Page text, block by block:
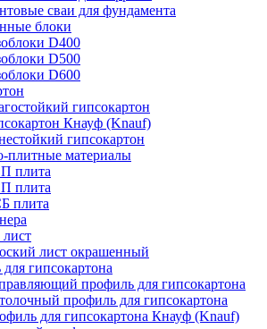
сваи для фундамента
блоки
D400
D500
D600
гипсокартон
Кнауф (Knauf)
гипсокартон
плитные материалы
плита
плита
плита
лист окрашенный
гипсокартона
профиль для гипсокартона
профиль для гипсокартона
для гипсокартона Кнауф (Knauf)